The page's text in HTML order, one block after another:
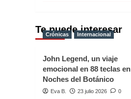
Te puede interesar
Crónicas Internacional
John Legend, un viaje
emocional en 88 teclas en
Noches del Botánico
Eva B. 23 julio 2026 0